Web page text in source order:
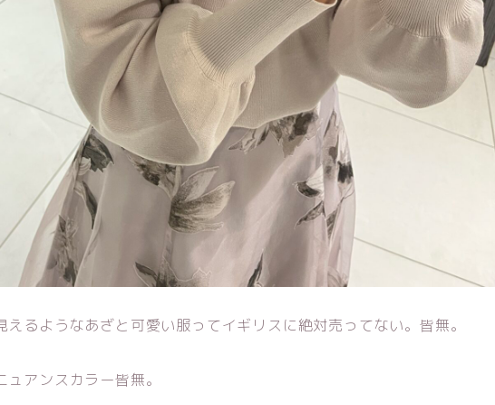
えるようなあざと可愛い服ってイギリスに絶対売ってない。皆無。
アンスカラー皆無。